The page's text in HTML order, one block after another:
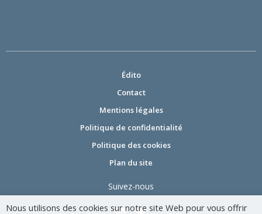
Édito
Contact
Mentions légales
Politique de confidentialité
Politique des cookies
Plan du site
Suivez-nous
Nous utilisons des cookies sur notre site Web pour vous offrir